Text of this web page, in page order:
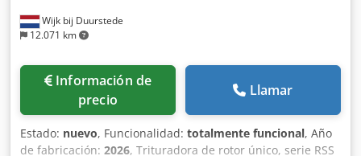
Wijk bij Duurstede
12.071 km
Información de
precio
Llamar
Estado: nuevo, Funcionalidad: totalmente funcional, Año
de fabricación: 2026, Trituradora de rotor único, serie RSS